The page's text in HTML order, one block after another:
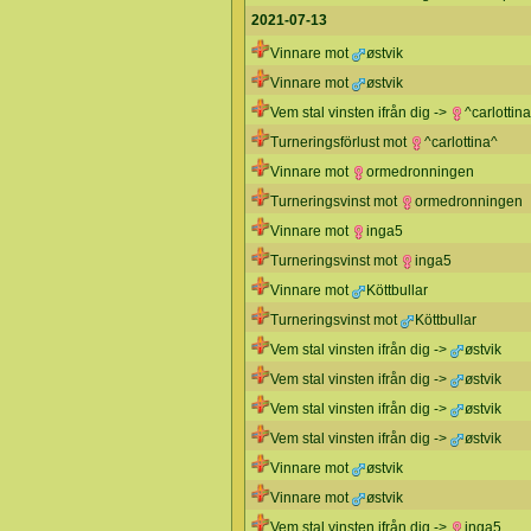
2021-07-13
Vinnare mot
østvik
Vinnare mot
østvik
Vem stal vinsten ifrån dig ->
Turneringsförlust mot
^carlottina^
Vinnare mot
ormedronningen
Turneringsvinst mot
ormedronningen
Vinnare mot
inga5
Turneringsvinst mot
inga5
Vinnare mot
Köttbullar
Turneringsvinst mot
Köttbullar
Vem stal vinsten ifrån dig ->
østvik
Vem stal vinsten ifrån dig ->
østvik
Vem stal vinsten ifrån dig ->
østvik
Vem stal vinsten ifrån dig ->
østvik
Vinnare mot
østvik
Vinnare mot
østvik
Vem stal vinsten ifrån dig ->
inga5